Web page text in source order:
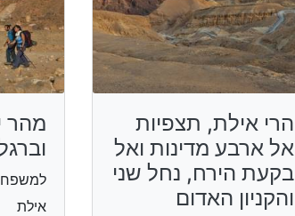
הרי אילת, תצפיות
אל ארבע מדינות ואל
בקעת הירח, נחל שני
והקניון האדום
מהר
אילת